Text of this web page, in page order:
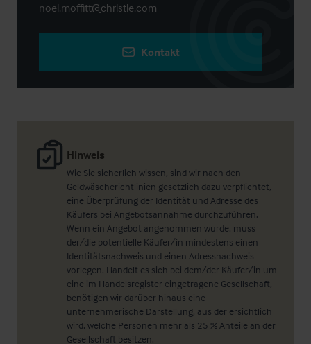
Hinweis
Wie Sie sicherlich wissen, sind wir nach den
Geldwäscherichtlinien gesetzlich dazu verpflichtet,
eine Überprüfung der Identität und Adresse des
Käufers bei Angebotsannahme durchzuführen.
Wenn ein Angebot angenommen wurde, muss
der/die potentielle Käufer/in mindestens einen
Identitätsnachweis und einen Adressnachweis
vorlegen. Handelt es sich bei dem/der Käufer/in um
eine im Handelsregister eingetragene Gesellschaft,
benötigen wir darüber hinaus eine
unternehmerische Darstellung, aus der ersichtlich
wird, welche Personen mehr als 25 % Anteile an der
Gesellschaft besitzen.
noel.moffitt@christie.com
Kontakt